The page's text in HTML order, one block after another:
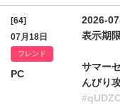
[64]
07月18日
フレンド
PC
2026-
表示期
サマー
んびり